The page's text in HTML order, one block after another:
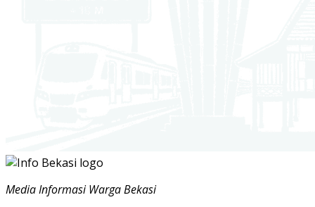
Media Informasi Warga Bekasi